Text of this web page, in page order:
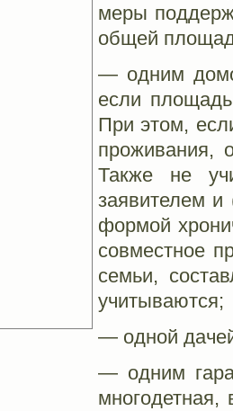
меры
общей
— одним
если
При этом,
проживания,
Также не
заявителем
формой
совместное
семьи,
учитываются;
— одной
— одним